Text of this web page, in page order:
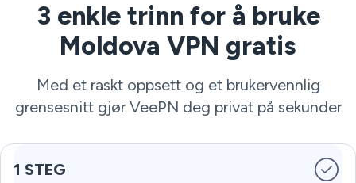
3 enkle trinn for å bruke
Moldova VPN gratis
Med et raskt oppsett og et brukervennlig
grensesnitt gjør VeePN deg privat på sekunder
1 STEG